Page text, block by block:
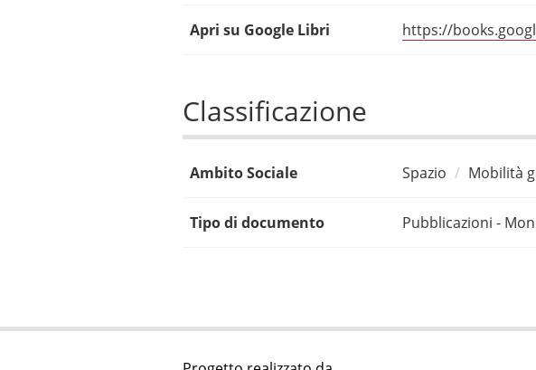
Apri su Google Libri https://
Classificazione
Ambito Sociale Spazio Mobilità
Tipo di documento Pubblicazioni -